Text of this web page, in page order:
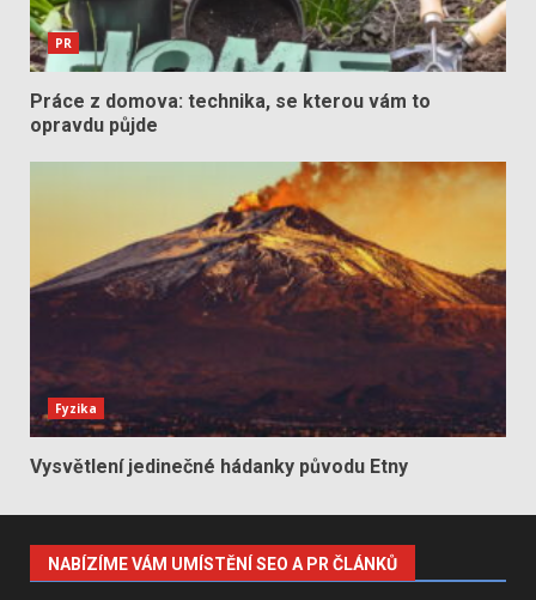
PR
Práce z domova: technika, se kterou vám to
opravdu půjde
Fyzika
Vysvětlení jedinečné hádanky původu Etny
NABÍZÍME VÁM UMÍSTĚNÍ SEO A PR ČLÁNKŮ